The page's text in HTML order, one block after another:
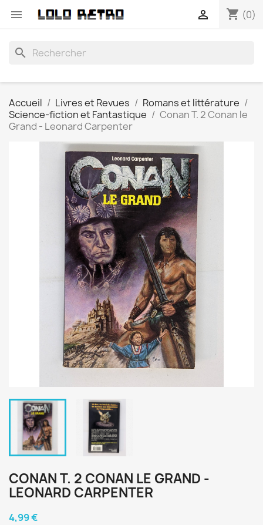
 shopping_cart (0)

search
Accueil Livres et Revues
Romans et littérature
Science-fiction et Fantastique
Conan T. 2 Conan le
Grand - Leonard Carpenter
CONAN T. 2 CONAN LE GRAND -
LEONARD CARPENTER
4,99 €